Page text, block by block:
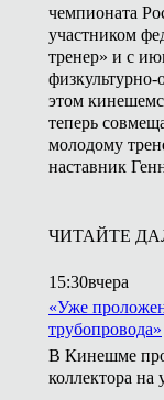
чемпионата
участником
тренер» и с
этом
теперь
молодому
наставник
ЧИТАЙТЕ
15:30вчера
«Уже
трубопровода»
В Кинешме
коллектора на